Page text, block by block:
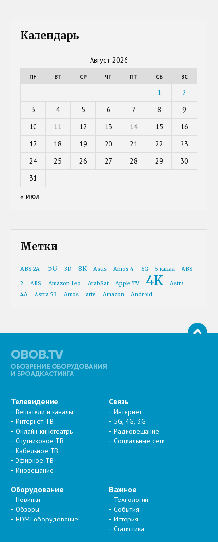
Календарь
Август 2026
ПН ВТ СР ЧТ ПТ СБ ВС
1
2
3
4 5 6 7 8
9
10
11 12 13 14 15
16
17
18 19 20 21 22
23
24
25 26 27 28 29
30
31
« ИЮЛ
Метки
ABS-2A 5G 3D 8K Asus Amos-4 6G 5 канал ABS-
2 ABS Amazon Leo ArabSat Apple TV 4K
Astra
4A
Astra 5B Amos arte Amazon Android
Телевидение
Вещатели и каналы
Интернет ТВ
Онлайн-кинотеатры
Спутниковое ТВ
Кабельное ТВ
Эфирное ТВ
Иновещание
Связь
Интернет
5G, 4G, 3G
Радиовещание
Социальные сети
Оборудование
Новинки
Обзоры
HDMI оборудование
Важное
Технологии
События
История
Статистика